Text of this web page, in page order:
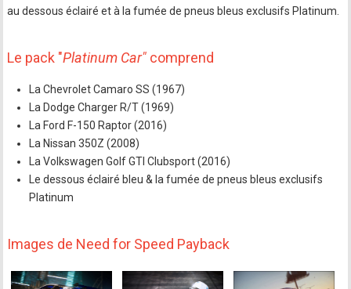
au dessous éclairé et à la fumée de pneus bleus exclusifs Platinum.
Le pack "Platinum Car" comprend
La Chevrolet Camaro SS (1967)
La Dodge Charger R/T (1969)
La Ford F-150 Raptor (2016)
La Nissan 350Z (2008)
La Volkswagen Golf GTI Clubsport (2016)
Le dessous éclairé bleu & la fumée de pneus bleus exclusifs
Platinum
Images de Need for Speed Payback